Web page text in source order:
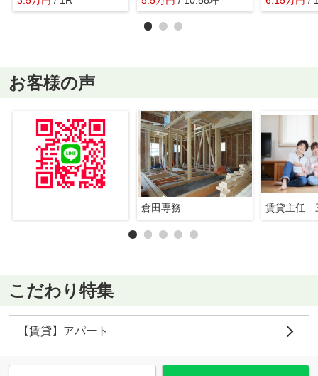
お客様の声
倉田専務 賃貸主任
こだわり特集
【賃貸】アパート